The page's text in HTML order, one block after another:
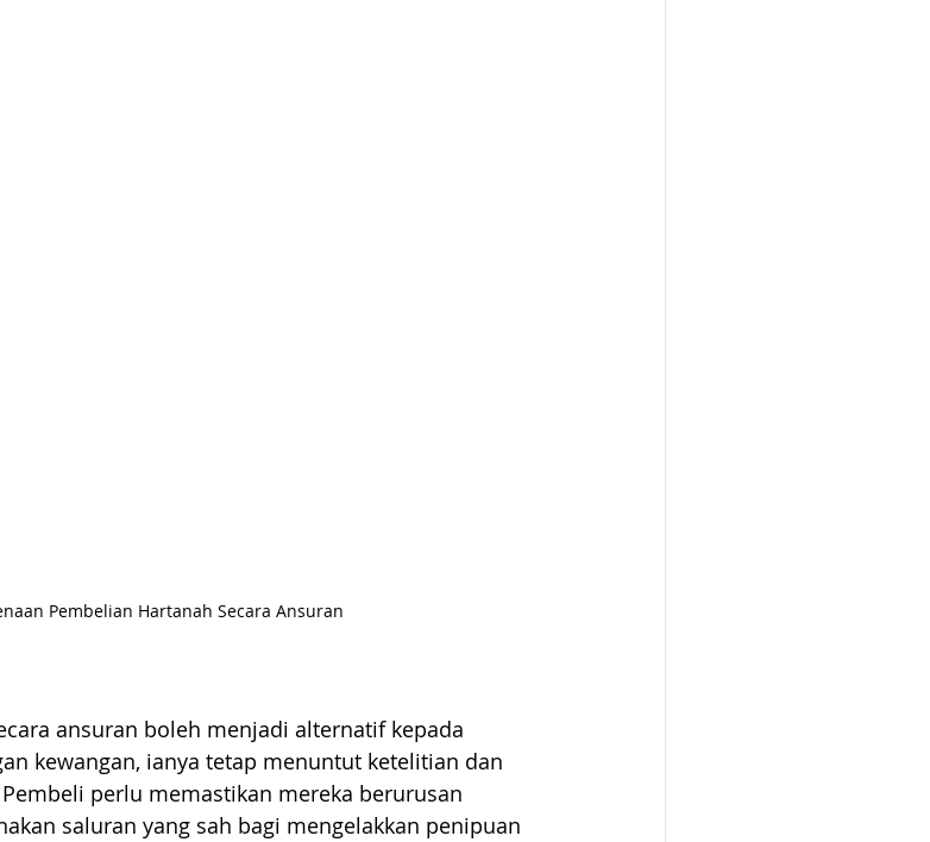
Pembelian Hartanah Secara Ansuran
ansuran boleh menjadi alternatif kepada
kewangan, ianya tetap menuntut ketelitian dan
perlu memastikan mereka berurusan
saluran yang sah bagi mengelakkan penipuan